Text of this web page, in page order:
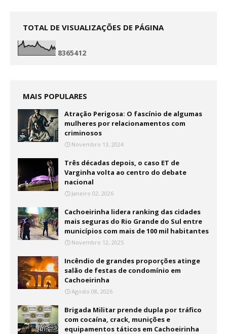
TOTAL DE VISUALIZAÇÕES DE PÁGINA
8365412
MAIS POPULARES
Atração Perigosa: O fascínio de algumas
mulheres por relacionamentos com
criminosos
Novembro 13, 2024
Três décadas depois, o caso ET de
Varginha volta ao centro do debate
nacional
Janeiro 02, 2026
Cachoeirinha lidera ranking das cidades
mais seguras do Rio Grande do Sul entre
municípios com mais de 100 mil habitantes
Novembro 12, 2025
Incêndio de grandes proporções atinge
salão de festas de condomínio em
Cachoeirinha
Agosto 08, 2026
Brigada Militar prende dupla por tráfico
com cocaína, crack, munições e
equipamentos táticos em Cachoeirinha